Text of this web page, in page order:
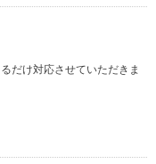
だけ対応させていただきま